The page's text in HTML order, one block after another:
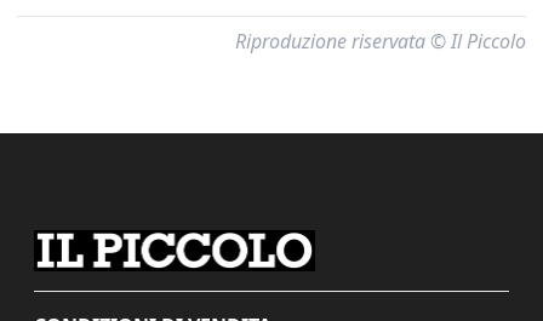
Riproduzione riservata © Il Piccolo